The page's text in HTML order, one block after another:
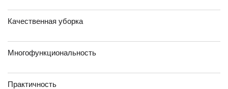
Качественная уборка
Многофункциональность
Практичность